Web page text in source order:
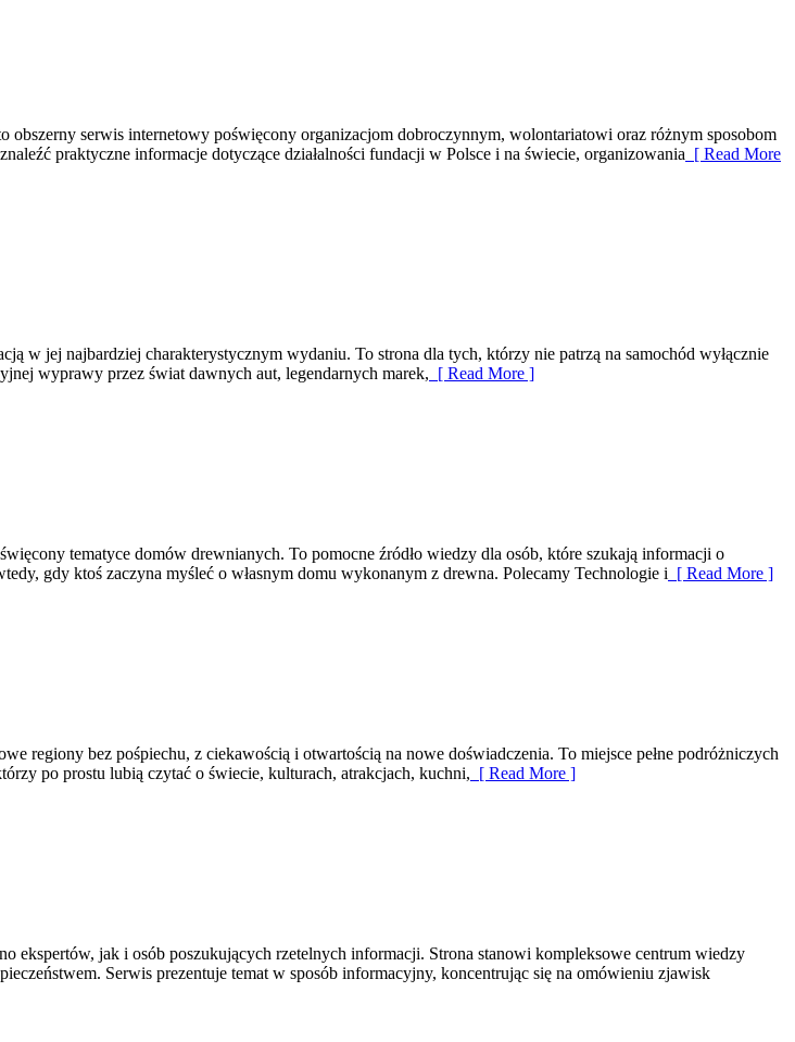
serwis internetowy poświęcony organizacjom dobroczynnym, wolontariatowi oraz różnym sposobom
praktyczne informacje dotyczące działalności fundacji w Polsce i na świecie, organizowania [ Read More
w jej najbardziej charakterystycznym wydaniu. To strona dla tych, którzy nie patrzą na samochód wyłącznie
wyprawy przez świat dawnych aut, legendarnych marek, [ Read More ]
tematyce domów drewnianych. To pomocne źródło wiedzy dla osób, które szukają informacji o
gdy ktoś zaczyna myśleć o własnym domu wykonanym z drewna. Polecamy Technologie i [ Read More ]
regiony bez pośpiechu, z ciekawością i otwartością na nowe doświadczenia. To miejsce pełne podróżniczych
po prostu lubią czytać o świecie, kulturach, atrakcjach, kuchni, [ Read More ]
ekspertów, jak i osób poszukujących rzetelnych informacji. Strona stanowi kompleksowe centrum wiedzy
Serwis prezentuje temat w sposób informacyjny, koncentrując się na omówieniu zjawisk